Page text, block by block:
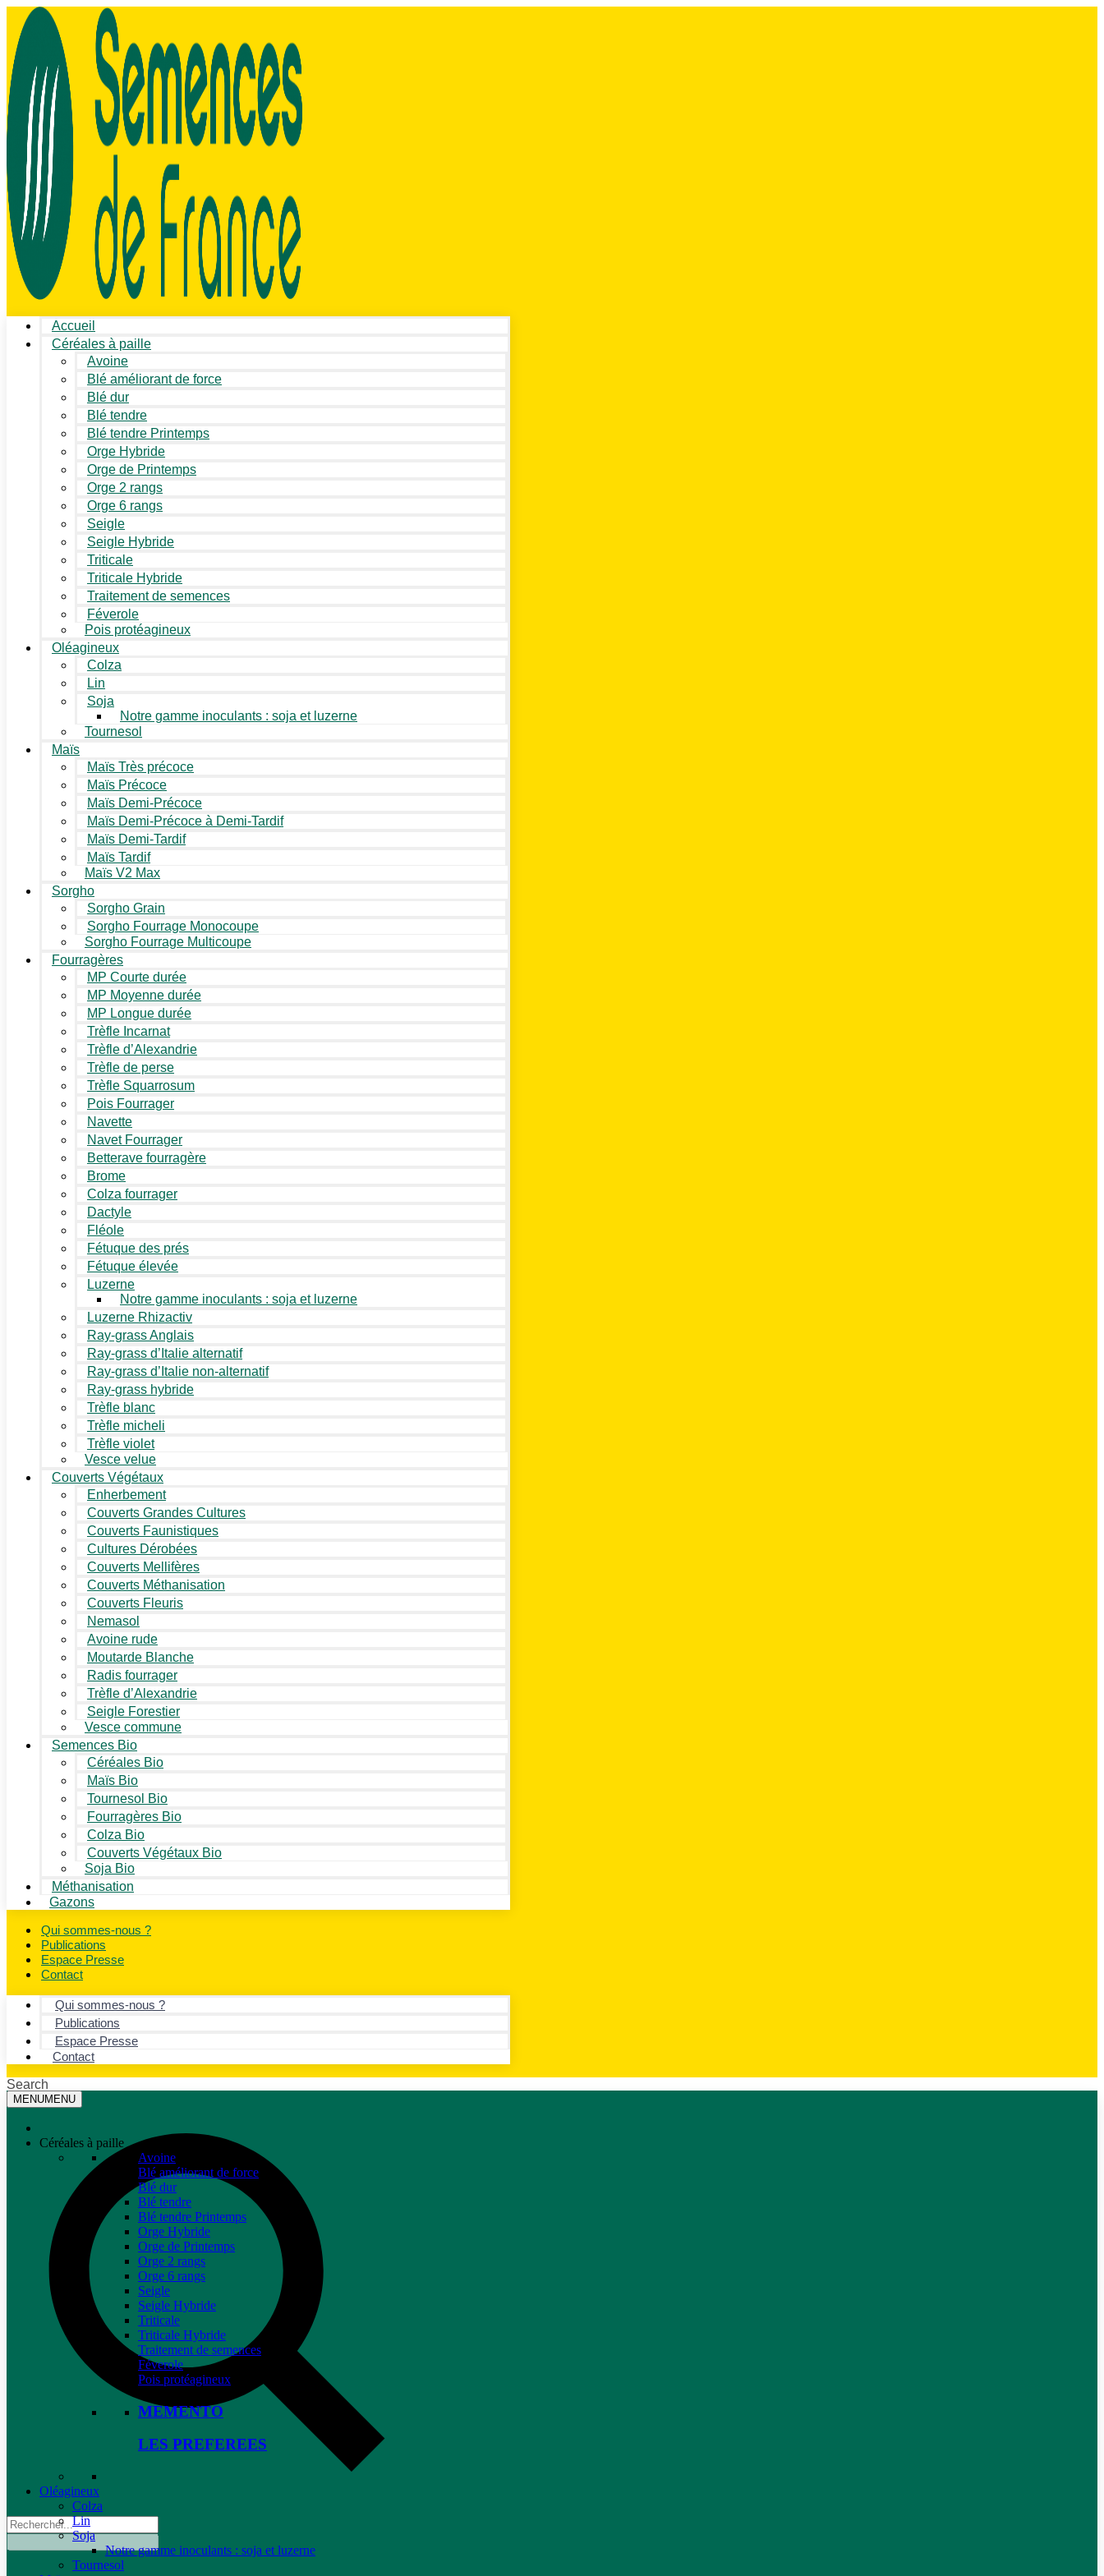
Accueil
Céréales à paille
Avoine
Blé améliorant de force
Blé dur
Blé tendre
Blé tendre Printemps
Orge Hybride
Orge de Printemps
Orge 2 rangs
Orge 6 rangs
Seigle
Seigle Hybride
Triticale
Triticale Hybride
Traitement de semences
Féverole
Pois protéagineux
Oléagineux
Colza
Lin
Soja
Notre gamme inoculants : soja et luzerne
Tournesol
Maïs
Maïs Très précoce
Maïs Précoce
Maïs Demi-Précoce
Maïs Demi-Précoce à Demi-Tardif
Maïs Demi-Tardif
Maïs Tardif
Maïs V2 Max
Sorgho
Sorgho Grain
Sorgho Fourrage Monocoupe
Sorgho Fourrage Multicoupe
Fourragères
MP Courte durée
MP Moyenne durée
MP Longue durée
Trèfle Incarnat
Trèfle d’Alexandrie
Trèfle de perse
Trèfle Squarrosum
Pois Fourrager
Navette
Navet Fourrager
Betterave fourragère
Brome
Colza fourrager
Dactyle
Fléole
Fétuque des prés
Fétuque élevée
Luzerne
Notre gamme inoculants : soja et luzerne
Luzerne Rhizactiv
Ray-grass Anglais
Ray-grass d’Italie alternatif
Ray-grass d’Italie non-alternatif
Ray-grass hybride
Trèfle blanc
Trèfle micheli
Trèfle violet
Vesce velue
Couverts Végétaux
Enherbement
Couverts Grandes Cultures
Couverts Faunistiques
Cultures Dérobées
Couverts Mellifères
Couverts Méthanisation
Couverts Fleuris
Nemasol
Avoine rude
Moutarde Blanche
Radis fourrager
Trèfle d’Alexandrie
Seigle Forestier
Vesce commune
Semences Bio
Céréales Bio
Maïs Bio
Tournesol Bio
Fourragères Bio
Colza Bio
Couverts Végétaux Bio
Soja Bio
Méthanisation
Gazons
Qui sommes-nous ?
Publications
Espace Presse
Contact
Qui sommes-nous ?
Publications
Espace Presse
Contact
Search
MENUMENU
Céréales à paille
Avoine
Blé améliorant de force
Blé dur
Blé tendre
Blé tendre Printemps
Orge Hybride
Orge de Printemps
Orge 2 rangs
Orge 6 rangs
Seigle
Seigle Hybride
Triticale
Triticale Hybride
Traitement de semences
Féverole
Pois protéagineux
MEMENTO
LES PREFEREES
Oléagineux
Colza
Lin
Soja
Notre gamme inoculants : soja et luzerne
Tournesol